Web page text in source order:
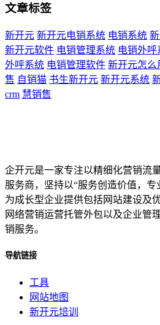
文章标签
新开元 新开元电销系统 电销系统
新开元软件 电销管理系统 电销外呼
外呼系统 电销管理软件 新开元怎么
售 自销猫 书生新开元 新开元系统
crm 慧销售
企开元是一家专注以精细化营销流
服务商，坚持以“服务创造价值，专
为成长型企业提供包括网站建设及
网络营销运营托管外包以及企业管
销服务。
导航链接
工具
网站地图
新开元培训